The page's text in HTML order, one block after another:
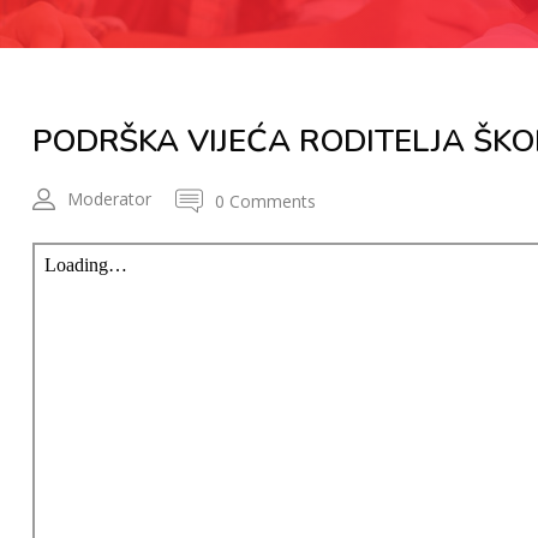
PODRŠKA VIJEĆA RODITELJA
Moderator 0 Comments